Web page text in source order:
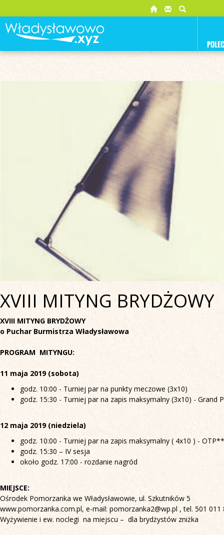
XVIII MITYNG BRYDŻOWY
XVIII MITYNG BRYDŻOWY
o Puchar Burmistrza Władysławowa
PROGRAM MITYNGU:
11 maja 2019 (sobota)
godz. 10:00 - Turniej par na punkty meczowe (3x10)
godz. 15:30 - Turniej par na zapis maksymalny (3x10) - Grand
12 maja 2019 (niedziela)
godz. 10:00 - Turniej par na zapis maksymalny ( 4x10 ) - OTP**
godz. 15:30 – IV sesja
około godz. 17:00 - rozdanie nagród
MIEJSCE:
Ośrodek Pomorzanka we Władysławowie, ul. Szkutników 5
www.pomorzanka.com.pl, e-mail: pomorzanka2@wp.pl , tel. 501 011
Wyżywienie i ew. noclegi na miejscu – dla brydżystów zniżka